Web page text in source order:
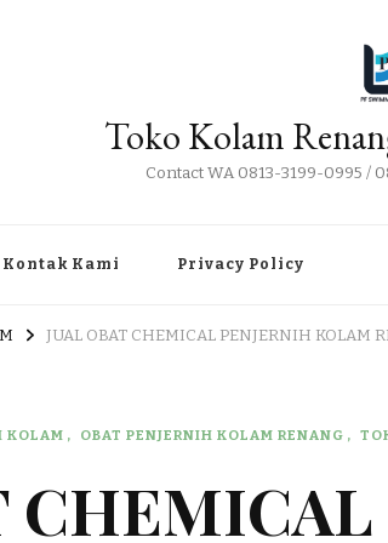
Toko Kolam
Contact WA 0813-3199-0995 /
Kontak Kami Privacy Policy
JUAL OBAT CHEMICAL PENJERNIH KOLAM
KOLAM OBAT PENJERNIH KOLAM RENANG
CHEMICAL